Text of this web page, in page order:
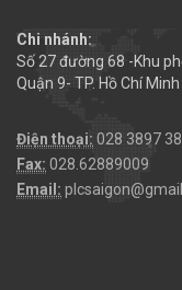
Chi nhánh:
Số 27 đường 68 -Khu
Quận 9- TP. Hồ Chí Minh
Điện thoại: 028 3897
Fax: 028.62889009
Email: